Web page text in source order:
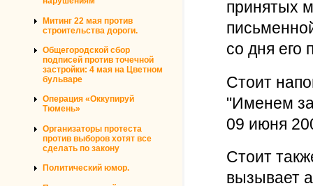
Митинг 22 мая против
строительства дороги.
Общегородской сбор
подписей против точечной
застройки: 4 мая на Цветном
бульваре
Операция «Оккупируй
Тюмень»
Организаторы протеста
против выборов хотят все
сделать по закону
Политический юмор.
принятых
со дня его
Стоит
"Именем
09 июня
Стоит
вызывает